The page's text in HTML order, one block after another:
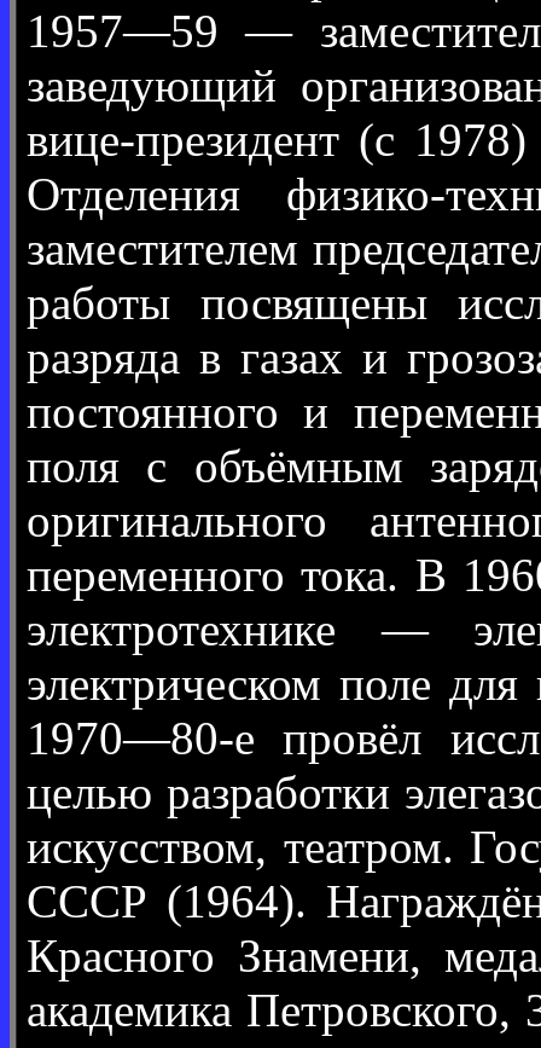
1957—59 —
заведующий
вице-президент (с
Отделения физико-
заместителем
работы посвящены
разряда в газах и
постоянного и
поля с объёмным
оригинального
переменного тока. В
электротехнике —
электрическом поле
1970—80-е провёл
целью разработки
искусством, театром.
СССР (1964).
Красного Знамени,
академика